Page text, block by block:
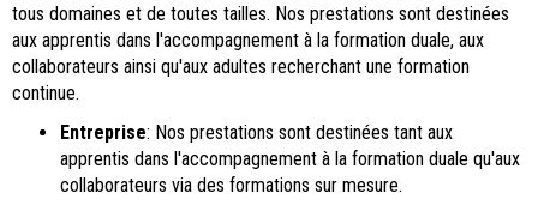
tous domaines et de toutes tailles. Nos prestations sont destinées
aux apprentis dans l'accompagnement à la formation duale, aux
collaborateurs ainsi qu'aux adultes recherchant une formation
continue.
Entreprise: Nos prestations sont destinées tant aux
apprentis dans l'accompagnement à la formation duale qu'aux
collaborateurs via des formations sur mesure.